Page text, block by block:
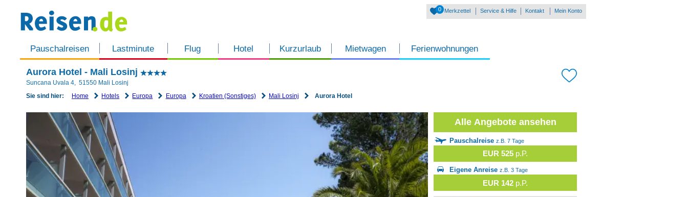
Pauschalreisen Lastminute Flug Hotel Kurzurlaub Mietwagen Ferienwohnungen
0 Merkzettel Service & Hilfe Kontakt Mein Konto
Aurora Hotel - Mali Losinj
Suncana Uvala 4, 51550 Mali Losinj
Sie sind hier:
Home Hotels Europa Europa Kroatien (Sonstiges) Mali Losinj Aurora Hotel
Alle Angebote ansehen
Pauschalreise z.B. 7 Tage
EUR 525 p.P.
Eigene Anreise z.B. 3 Tage
EUR 142 p.P.